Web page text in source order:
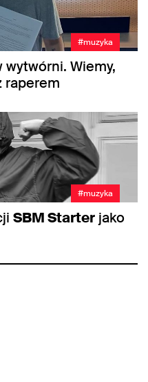
#muzyka
Wiemy,
raperem
#muzyka
SBM Starter jako